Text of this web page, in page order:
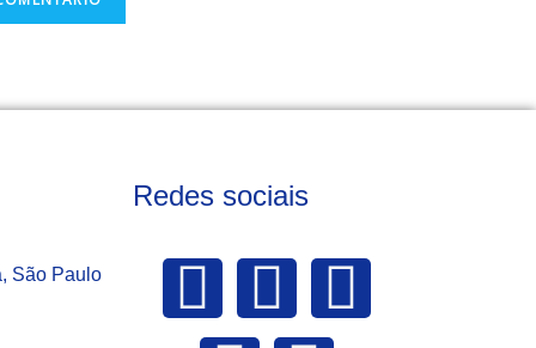
São Paulo
Redes sociais